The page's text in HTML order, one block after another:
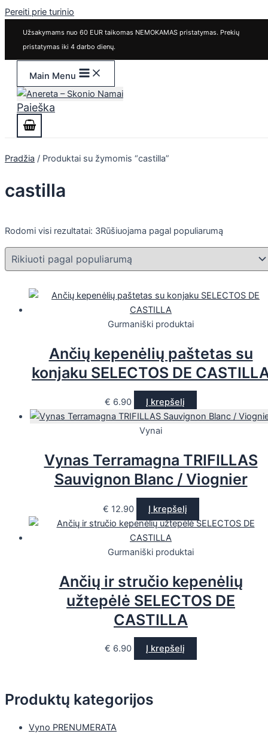
Pereiti prie turinio
Užsakymams nuo 60 EUR taikomas NEMOKAMAS pristatymas. Prekių
pristatymas iki 4 darbo dienų.
Main Menu
Paieška
Produktų kategorijos
Vyno PRENUMERATA
Pradžia / Produktai su žymomis “castilla”
castilla
Rodomi visi rezultatai: 3Rūšiuojama pagal populiarumą
Gurmaniški produktai
Ančių kepenėlių paštetas su
konjaku SELECTOS DE
€ 6.90 Į krepšelį
Vynai
Vynas Terramagna TRIFILLAS
Sauvignon Blanc / Viognier
€ 12.90 Į krepšelį
Gurmaniški produktai
Ančių ir stručio kepenėlių
užtepėlė SELECTOS DE
CASTILLA
€ 6.90 Į krepšelį